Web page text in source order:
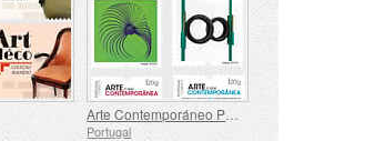
Arte Contemporáneo Portugués - 2ª Serie
Portugal